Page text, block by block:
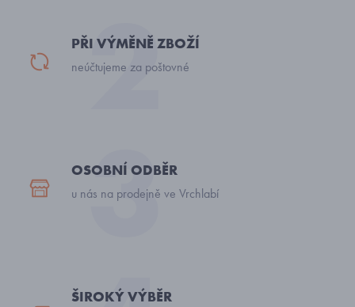
PŘI VÝMĚNĚ ZBOŽÍ
neúčtujeme za poštovné
OSOBNÍ ODBĚR
u nás na prodejně ve Vrchlabí
ŠIROKÝ VÝBĚR